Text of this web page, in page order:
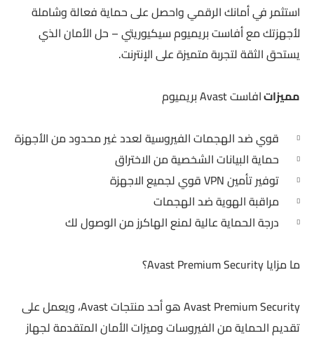
استثمر في أمانك الرقمي واحصل على حماية فعالة وشاملة
لأجهزتك مع أفاست بريميوم سيكيوريتي – حل الأمان الذي
يستحق الثقة لتجربة متميزة على الإنترنت.
مميزاتافاست Avast بريميوم
قوي ضد الهجمات الفيروسية لعدد غير محدود من الأجهزة
حماية البيانات الشخصية من الاختراق
توفير تأمين VPN قوي لجميع الاجهزة
مراقبة الهوية ضد الهجمات
درجة الحماية عالية لمنع الهاكرز من الوصول لك
ما مزايا Avast Premium Security؟
Avast Premium Security هو أحد منتجات Avast، ويعمل على
تقديم الحماية من الفيروسات وميزات الأمان المتقدمة لجهاز